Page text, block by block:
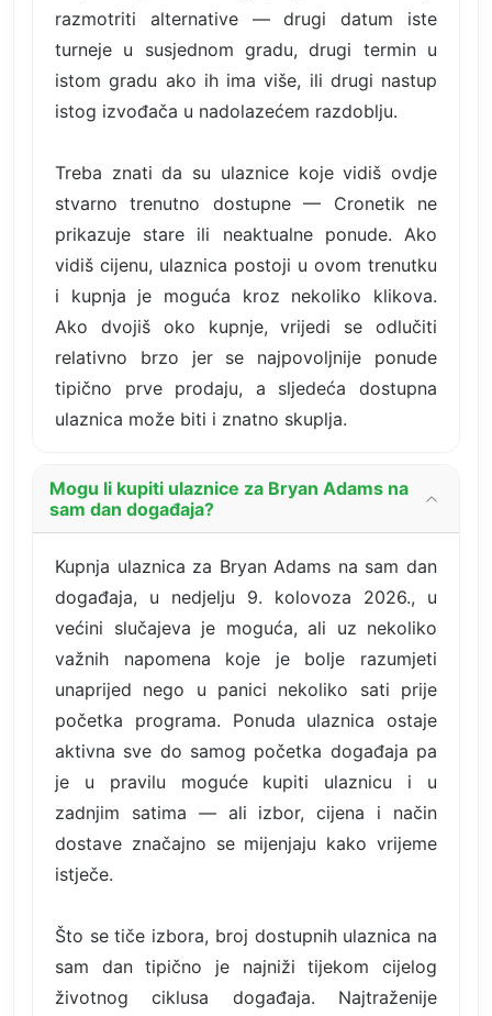
razmotriti alternative — drugi datum iste
turneje u susjednom gradu, drugi termin u
istom gradu ako ih ima više, ili drugi nastup
istog izvođača u nadolazećem razdoblju.
Treba znati da su ulaznice koje vidiš ovdje
stvarno trenutno dostupne — Cronetik ne
prikazuje stare ili neaktualne ponude. Ako
vidiš cijenu, ulaznica postoji u ovom trenutku
i kupnja je moguća kroz nekoliko klikova.
Ako dvojiš oko kupnje, vrijedi se odlučiti
relativno brzo jer se najpovoljnije ponude
tipično prve prodaju, a sljedeća dostupna
ulaznica može biti i znatno skuplja.
Mogu li kupiti ulaznice za Bryan Adams na
sam dan događaja?
Kupnja ulaznica za Bryan Adams na sam dan
događaja, u nedjelju 9. kolovoza 2026., u
većini slučajeva je moguća, ali uz nekoliko
važnih napomena koje je bolje razumjeti
unaprijed nego u panici nekoliko sati prije
početka programa. Ponuda ulaznica ostaje
aktivna sve do samog početka događaja pa
je u pravilu moguće kupiti ulaznicu i u
zadnjim satima — ali izbor, cijena i način
dostave značajno se mijenjaju kako vrijeme
istječe.
Što se tiče izbora, broj dostupnih ulaznica na
sam dan tipično je najniži tijekom cijelog
životnog ciklusa događaja. Najtraženije